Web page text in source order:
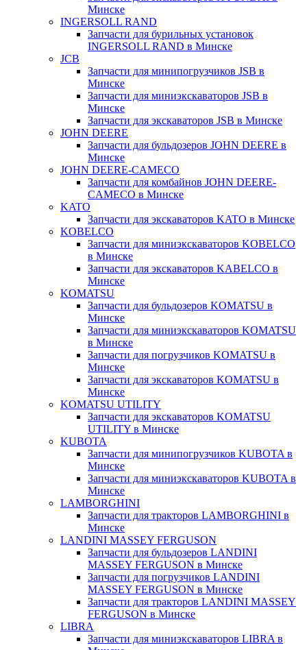
Минске
INGERSOLL RAND
Запчасти для бурильных установок
INGERSOLL RAND в Минске
JCB
Запчасти для минипогрузчиков JSB в
Минске
Запчасти для миниэкскаваторов JSB в
Минске
Запчасти для экскаваторов JSB в Минске
JOHN DEERE
Запчасти для бульдозеров JOHN DEERE в
Минске
JOHN DEERE-CAMECO
Запчасти для комбайнов JOHN DEERE-
CAMECO в Минске
KATO
Запчасти для экскаваторов KATO в Минске
KOBELCO
Запчасти для миниэкскаваторов KOBELCO
в Минске
Запчасти для экскаваторов KABELCO в
Минске
KOMATSU
Запчасти для бульдозеров KOMATSU в
Минске
Запчасти для миниэкскаваторов KOMATSU
в Минске
Запчасти для погрузчиков KOMATSU в
Минске
Запчасти для экскаваторов KOMATSU в
Минске
KOMATSU UTILITY
Запчасти для экскаваторов KOMATSU
UTILITY в Минске
KUBOTA
Запчасти для минипогрузчиков KUBOTA в
Минске
Запчасти для миниэкскаваторов KUBOTA в
Минске
LAMBORGHINI
Запчасти для тракторов LAMBORGHINI в
Минске
LANDINI MASSEY FERGUSON
Запчасти для бульдозеров LANDINI
MASSEY FERGUSON в Минске
Запчасти для погрузчиков LANDINI
MASSEY FERGUSON в Минске
Запчасти для тракторов LANDINI MASSEY
FERGUSON в Минске
LIBRA
Запчасти для миниэкскаваторов LIBRA в